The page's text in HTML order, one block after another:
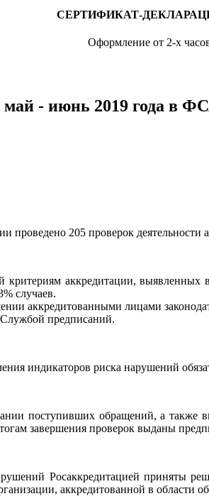
СЕРТИФИКАТ-
Оформление от 2-х
май - июнь 2019 года в
205 проверок деятельности
критериям аккредитации,
случаев.
аккредитованными лицами
предписаний.
индикаторов риска нарушений
поступивших обращений, а
завершения проверок выданы
Росаккредитацией приняты
аккредитованной в области